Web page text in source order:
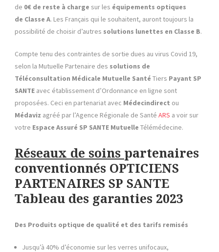
de 0€ de reste à charge sur les équipements optiques
de Classe A. Les Français qui le souhaitent, auront toujours la
possibilité de choisir d’autres solutions lunettes en Classe B.
Compte tenu des contraintes de sortie dues au virus Covid 19,
selon la Mutuelle Partenaire des solutions de
Téléconsultation Médicale Mutuelle Santé Tiers Payant SP
SANTE avec établissement d’Ordonnance en ligne sont
proposées. Ceci en partenariat avec Médecindirect ou
Médaviz agréé par l’Agence Régionale de Santé ARS a voir sur
votre Espace Assuré SP SANTE Mutuelle Télémédecine.
Réseaux de soins partenaires
conventionnés OPTICIENS
PARTENAIRES SP SANTE
Tableau des garanties 2023
Des Produits optique de qualité et des tarifs remisés
Jusqu’à 40% d’économie sur les verres unifocaux,